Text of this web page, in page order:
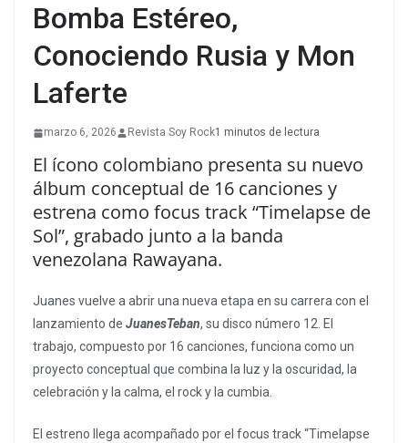
Bomba Estéreo,
Conociendo Rusia y Mon
Laferte
marzo 6, 2026 Revista Soy Rock1 minutos de lectura
El ícono colombiano presenta su nuevo
álbum conceptual de 16 canciones y
estrena como focus track “Timelapse de
Sol”, grabado junto a la banda
venezolana Rawayana.
Juanes vuelve a abrir una nueva etapa en su carrera con el
lanzamiento de JuanesTeban, su disco número 12. El
trabajo, compuesto por 16 canciones, funciona como un
proyecto conceptual que combina la luz y la oscuridad, la
celebración y la calma, el rock y la cumbia.
El estreno llega acompañado por el focus track “Timelapse